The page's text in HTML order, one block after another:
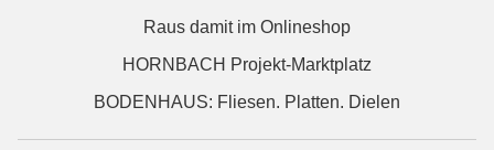
Raus damit im Onlineshop
HORNBACH Projekt-Marktplatz
BODENHAUS: Fliesen. Platten. Dielen